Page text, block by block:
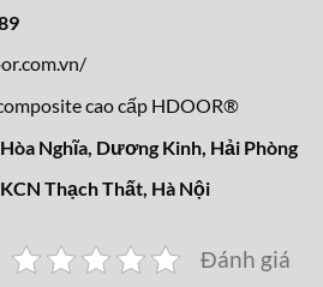
cao cấp HDOOR®
Hòa Nghĩa, Dương Kinh, Hải Phòng
KCN Thạch Thất, Hà Nội
Đánh giá